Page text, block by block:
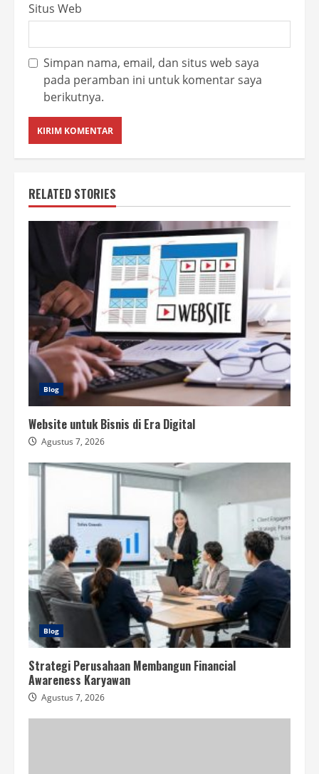
Situs Web
Simpan nama, email, dan situs web saya
pada peramban ini untuk komentar saya
berikutnya.
RELATED STORIES
Blog
Website untuk Bisnis di Era Digital
Agustus 7, 2026
Blog
Strategi Perusahaan Membangun Financial
Awareness Karyawan
Agustus 7, 2026